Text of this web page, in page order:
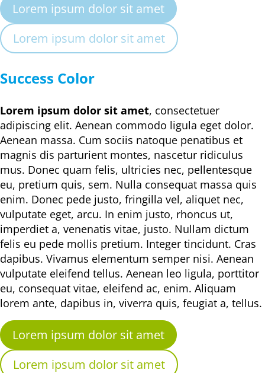
Lorem ipsum dolor sit amet
Lorem ipsum dolor sit amet
Success Color
Lorem ipsum dolor sit amet, consectetuer
adipiscing elit. Aenean commodo ligula eget dolor.
Aenean massa. Cum sociis natoque penatibus et
magnis dis parturient montes, nascetur ridiculus
mus. Donec quam felis, ultricies nec, pellentesque
eu, pretium quis, sem. Nulla consequat massa quis
enim. Donec pede justo, fringilla vel, aliquet nec,
vulputate eget, arcu. In enim justo, rhoncus ut,
imperdiet a, venenatis vitae, justo. Nullam dictum
felis eu pede mollis pretium. Integer tincidunt. Cras
dapibus. Vivamus elementum semper nisi. Aenean
vulputate eleifend tellus. Aenean leo ligula, porttitor
eu, consequat vitae, eleifend ac, enim. Aliquam
lorem ante, dapibus in, viverra quis, feugiat a, tellus.
Lorem ipsum dolor sit amet
Lorem ipsum dolor sit amet